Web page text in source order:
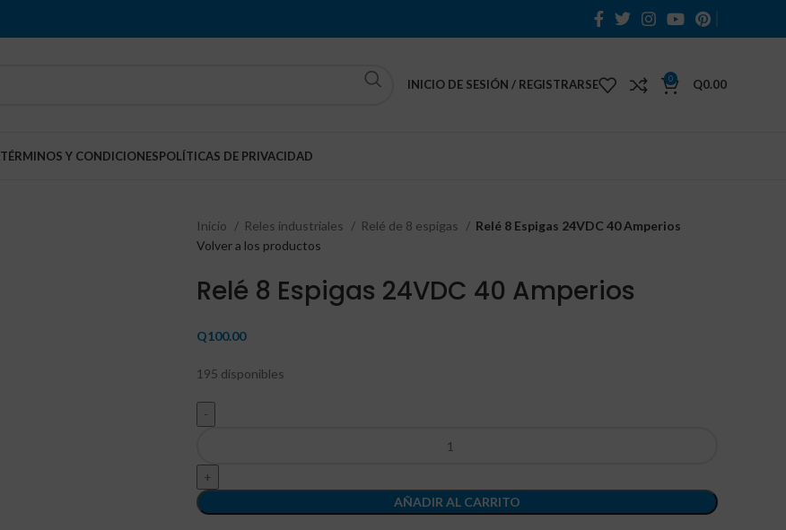
INICIO DE SESIÓN / REGISTRARSE 0 Q0.00
TÉRMINOS Y CONDICIONESPOLÍTICAS DE PRIVACIDAD
Inicio Reles industriales Relé de 8 espigas
Relé 8 Espigas 24VDC 40 Amperios
Volver a los productos
Relé 8 Espigas 24VDC 40 Amperios
Q100.00
195 disponibles
AÑADIR AL CARRITO